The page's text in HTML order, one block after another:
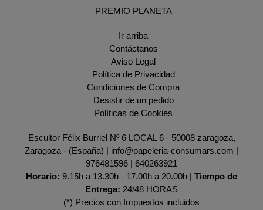
PREMIO PLANETA
Ir arriba
Contáctanos
Aviso Legal
Política de Privacidad
Condiciones de Compra
Desistir de un pedido
Políticas de Cookies
Escultor Félix Burriel Nº 6 LOCAL 6 - 50008 zaragoza,
Zaragoza - (España) | info@papeleria-consumars.com |
976481596 | 640263921
Horario: 9.15h a 13.30h - 17.00h a 20.00h | Tiempo de
Entrega: 24/48 HORAS
(*) Precios con Impuestos incluidos